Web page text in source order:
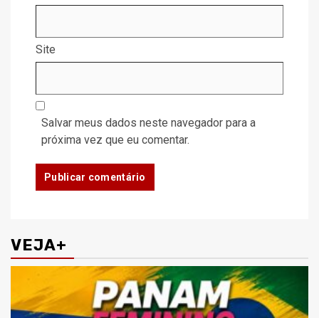
Site
Salvar meus dados neste navegador para a
próxima vez que eu comentar.
VEJA+